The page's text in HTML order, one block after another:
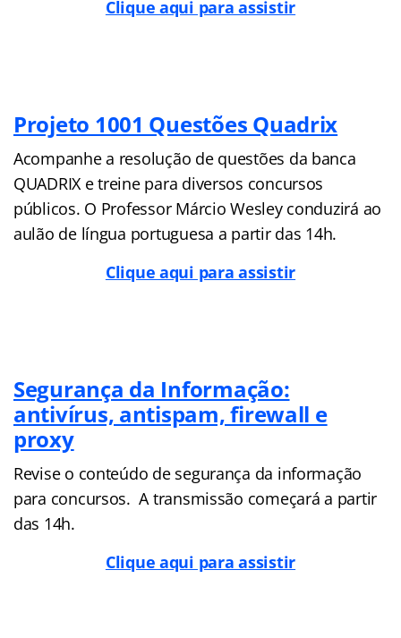
Clique aqui para assistir
Projeto 1001 Questões Quadrix
Acompanhe a resolução de questões da banca
QUADRIX e treine para diversos concursos
públicos. O Professor Márcio Wesley conduzirá ao
aulão de língua portuguesa a partir das 14h.
Clique aqui para assistir
Segurança da Informação:
antivírus, antispam, firewall e
proxy
Revise o conteúdo de segurança da informação
para concursos. A transmissão começará a partir
das 14h.
Clique aqui para assistir